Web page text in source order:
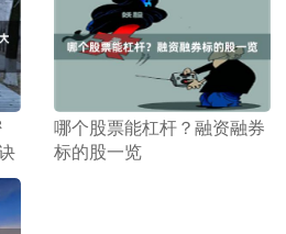
​哪个股票能杠杆？融资融券
标的股一览